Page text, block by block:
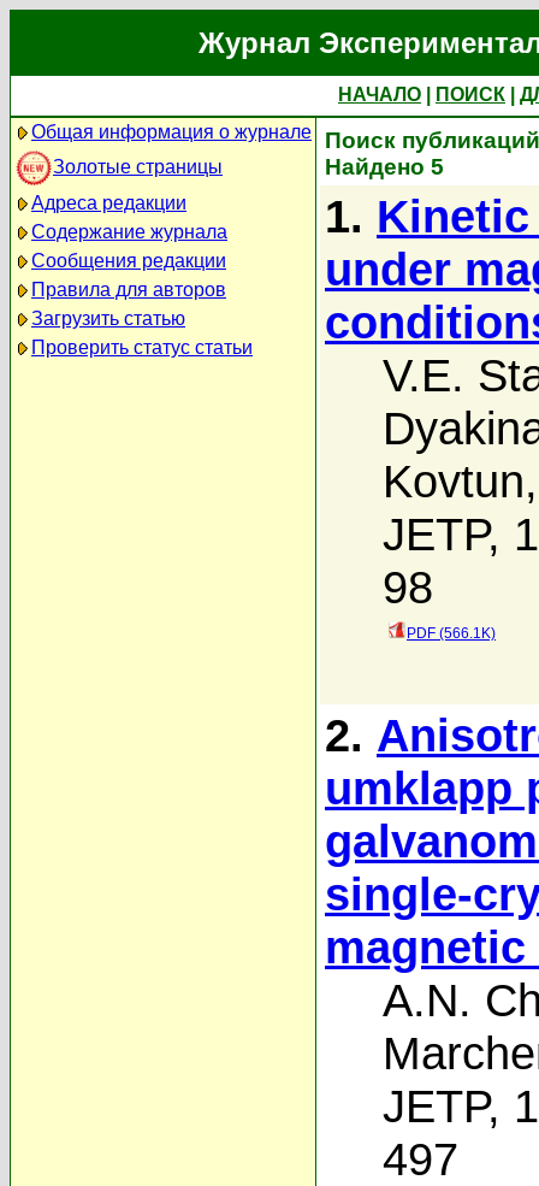
Журнал
НАЧАЛО ПОИСК
Общая информация о журнале
Золотые страницы
Адреса редакции
Содержание журнала
Сообщения редакции
Правила для авторов
Загрузить статью
Проверить статус статьи
Поиск
Найдено 5
1.
under
V.E.
Kovtun
JETP,
98
PDF (566.1K)
2.
umklapp
single-
A.N.
JETP,
497